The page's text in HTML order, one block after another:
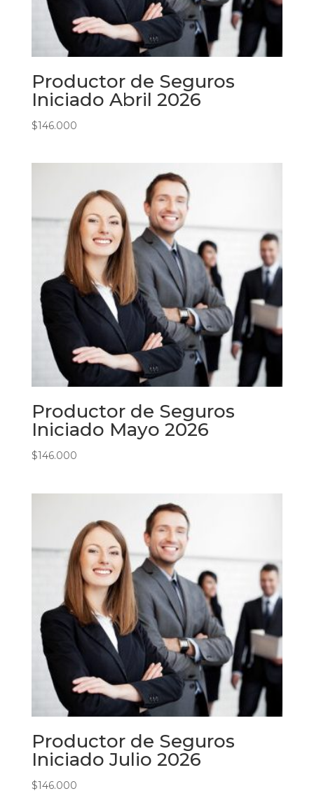
Productor de Seguros
Iniciado Abril 2026
$146.000
Productor de Seguros
Iniciado Mayo 2026
$146.000
Productor de Seguros
Iniciado Julio 2026
$146.000